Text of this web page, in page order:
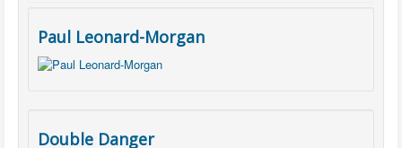
Paul Leonard-Morgan
Double Danger